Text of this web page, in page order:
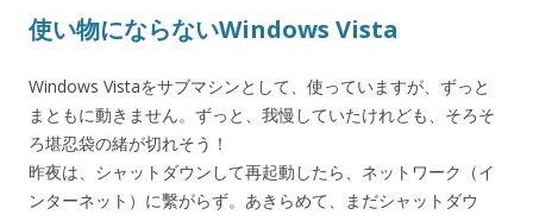
使い物にならないWindows Vista
Windows Vistaをサブマシンとして、使っていますが、ずっと
まともに動きません。ずっと、我慢していたけれども、そろそ
ろ堪忍袋の緒が切れそう！
昨夜は、シャットダウンして再起動したら、ネットワーク（イ
ンターネット）に繫がらず。あきらめて、まだシャットダウ